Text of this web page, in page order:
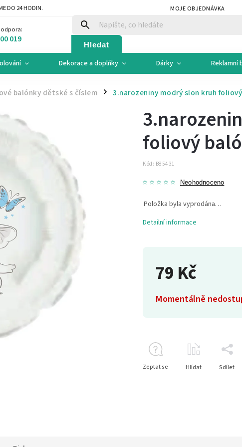
DO 24 HODIN. MOJE OBJEDNÁVKA
019 Hledat
Dekorace a doplňky Dárky Reklamní
balónky dětské s číslem / 3.narozeniny modrý slon kruh
79 Kč
Momentálně
foliový
Kód: B85431
Neohodnoceno
Položka byla vyprodána…
Detailní informace
Zeptat se Hlídat Sdílet